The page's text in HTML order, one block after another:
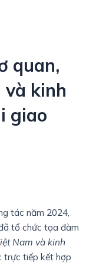
quan,
kinh
giao
tác năm 2024,
tổ chức tọa đàm
Nam và kinh
trực tiếp kết hợp